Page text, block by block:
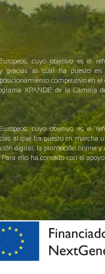
cuyo objetivo es el
gracias al cual ha puesto
competitivo en el
XPANDE de la Cámara
cuyo objetivo es el
al que ha puesto en marcha
digital, la promoción online y
ello ha contado con el